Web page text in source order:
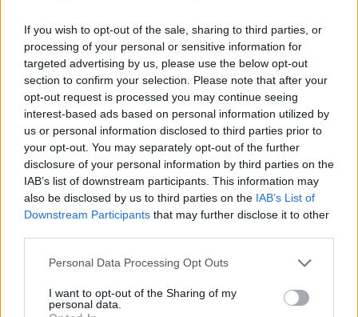
If you wish to opt-out of the sale, sharing to third parties, or
processing of your personal or sensitive information for
targeted advertising by us, please use the below opt-out
section to confirm your selection. Please note that after your
opt-out request is processed you may continue seeing
interest-based ads based on personal information utilized by
us or personal information disclosed to third parties prior to
your opt-out. You may separately opt-out of the further
disclosure of your personal information by third parties on the
IAB’s list of downstream participants. This information may
also be disclosed by us to third parties on the IAB’s List of
Downstream Participants that may further disclose it to other
Please note that this website/app uses one or more Google
not limited to your visit or usage behaviour. You may click to
grant or deny consent to Google and its third-party tags to
Personal Data Processing Opt Outs
I want to opt-out of the Sharing of my
personal data.
Lifestyle Videos